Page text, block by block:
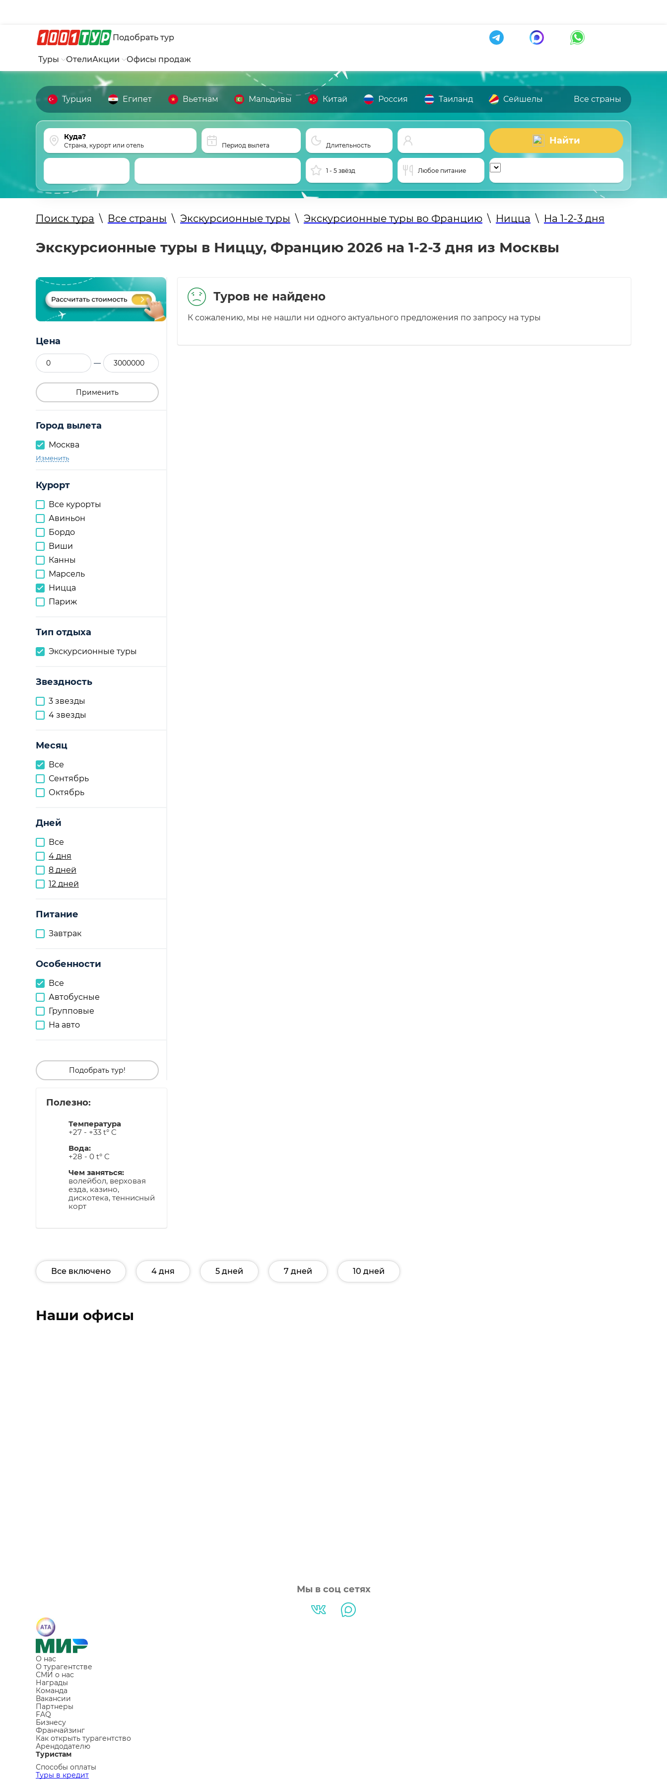
Подобрать тур
Туры ОтелиАкции Офисы продаж
Турция Египет Вьетнам Мальдивы Китай Россия Таиланд Сейшелы Все страны
Страна, курорт или отель Период вылета Длительность Найти
1 - 5 звёзд Любое питание
Поиск тура \ Все страны \ Экскурсионные туры \ Экскурсионные туры во Францию \ Ницца \ На 1-2-3 дня
Экскурсионные туры в Ниццу, Францию 2026 на 1-2-3 дня из Москвы
Цена
—
Применить
Город вылета
Москва
Изменить
Курорт
Все курорты
Авиньон
Бордо
Виши
Канны
Марсель
Ницца
Париж
Тип отдыха
Экскурсионные туры
Звездность
3 звезды
4 звезды
Месяц
Все
Сентябрь
Октябрь
Дней
Все
4 дня
8 дней
12 дней
Питание
Завтрак
Особенности
Все
Автобусные
Групповые
На авто
Подобрать тур!
Полезно:
Температура
+27 - +33 t° C
Вода:
+28 - 0 t° C
Чем заняться:
волейбол, верховая
езда, казино,
дискотека, теннисный
корт
Туров не найдено
К сожалению, мы не нашли ни одного актуального предложения по запросу на туры
Все включено 4 дня 5 дней 7 дней 10 дней
Наши офисы
Мы в соц сетях
О нас
О турагентстве
СМИ о нас
Награды
Команда
Вакансии
Партнеры
FAQ
Бизнесу
Франчайзинг
Как открыть турагентство
Арендодателю
Туристам
Способы оплаты
Туры в кредит